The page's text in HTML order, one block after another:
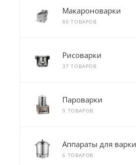
Макароноварки
80 ТОВАРОВ
Рисоварки
37 ТОВАРОВ
Пароварки
9 ТОВАРОВ
Аппараты для
6 ТОВАРОВ